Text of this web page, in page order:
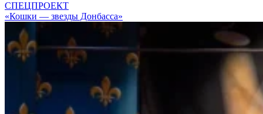
СПЕЦПРОЕКТ
«Кошки — звезды Донбасса»